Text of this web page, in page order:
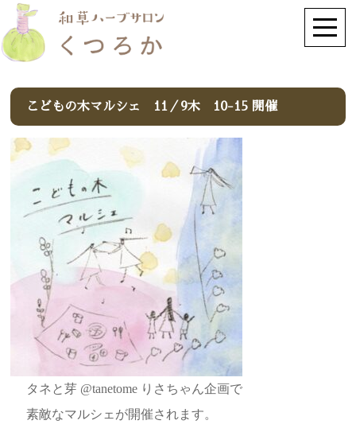
こどもの木マルシェ 11／9木 10-15 開催
タネと芽 @tanetome りさちゃん企画で
素敵なマルシェが開催されます。